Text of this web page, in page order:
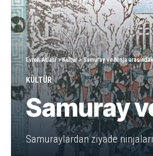
Evren Atlası>Kültür>Samuray ve Ninja
KÜLTÜR
Samuray
Samuraylardan ziyade